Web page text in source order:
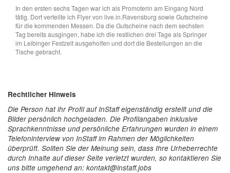
In den ersten sechs Tagen war ich als Promoterin am Eingang Nord
tätig. Dort verteilte ich Flyer von live.in.Ravensburg sowie Gutscheine
für die kommenden Messen. Da die Gutscheine nach dem sechsten
Tag bereits ausgingen, habe ich die restlichen drei Tage als Springer
im Leibinger Festzelt ausgeholfen und dort die Bestellungen an die
Tische gebracht.
Rechtlicher Hinweis
Die Person hat ihr Profil auf InStaff eigenständig erstellt und die
Bilder persönlich hochgeladen. Die Profilangaben inklusive
Sprachkenntnisse und persönliche Erfahrungen wurden in einem
Telefoninterview von InStaff im Rahmen der Möglichkeiten
überprüft. Sollten Sie der Meinung sein, dass Ihre Urheberrechte
durch Inhalte auf dieser Seite verletzt wurden, so kontaktieren Sie
uns bitte umgehend an: kontakt@instaff.jobs